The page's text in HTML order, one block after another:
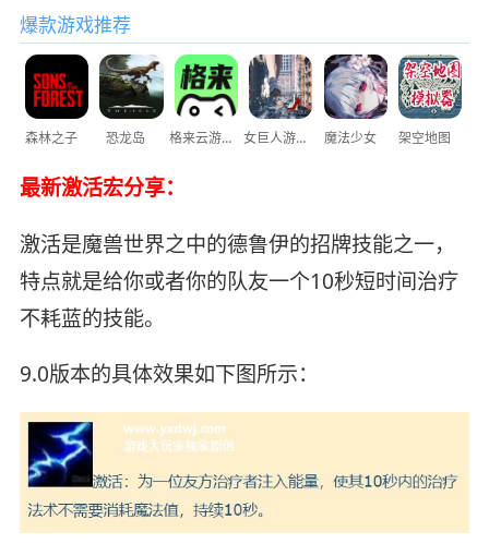
爆款游戏推荐
森林之子 恐龙岛 格来云游戏 女巨人游乐场 魔法少女 架空地图
最新激活宏分享：
激活是魔兽世界之中的德鲁伊的招牌技能之一，
特点就是给你或者你的队友一个10秒短时间治疗
不耗蓝的技能。
9.0版本的具体效果如下图所示：